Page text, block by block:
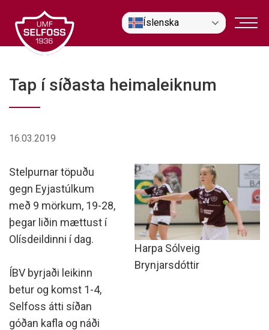
efni
Íslenska
Tap í síðasta heimaleiknum
16.03.2019
Harpa Sólveig
Brynjarsdóttir
Stelpurnar töpuðu
gegn Eyjastúlkum
með 9 mörkum, 19-28,
þegar liðin mættust í
Olísdeildinni í dag.
ÍBV byrjaði leikinn
betur og komst 1-4,
Selfoss átti síðan
góðan kafla og náði